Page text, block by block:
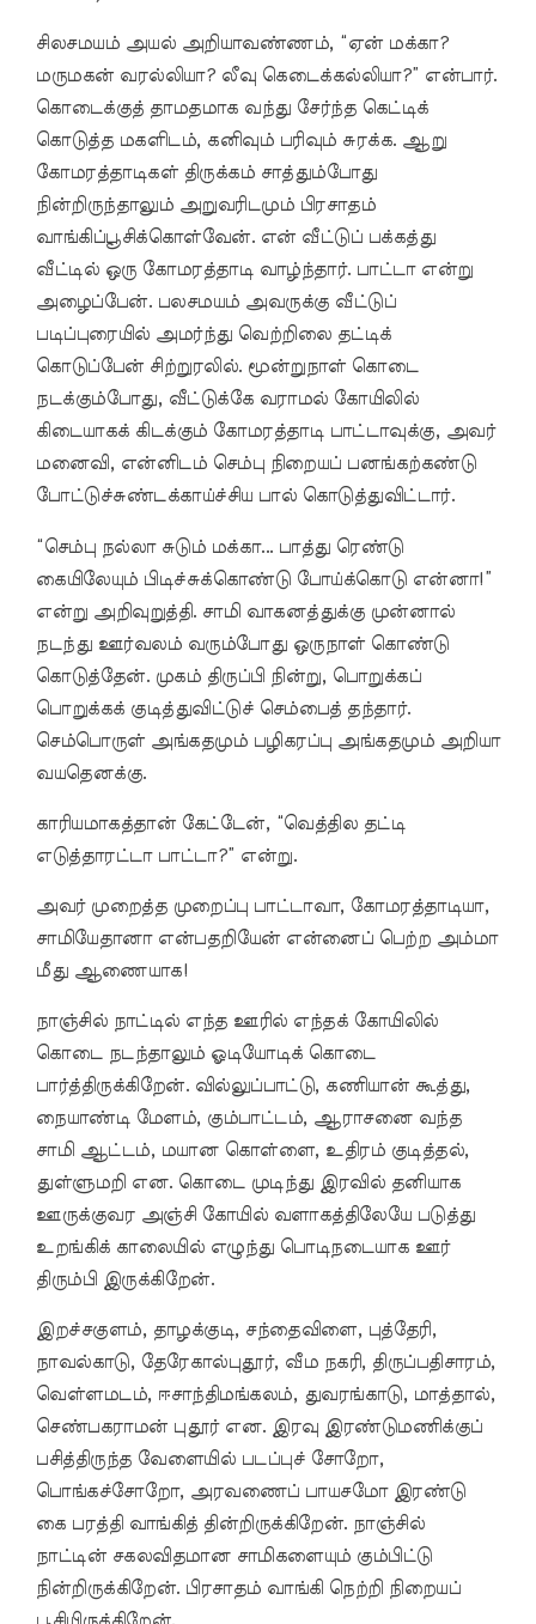
சிலசமயம் அயல் அறியாவண்ணம், “ஏன் மக்கா?
மருமகன் வரல்லியா? லீவு கெடைக்கல்லியா?” என்பார்.
கொடைக்குத் தாமதமாக வந்து சேர்ந்த கெட்டிக்
கொடுத்த மகளிடம், கனிவும் பரிவும் சுரக்க. ஆறு
கோமரத்தாடிகள் திருக்கம் சாத்தும்போது
நின்றிருந்தாலும் அறுவரிடமும் பிரசாதம்
வாங்கிப்பூசிக்கொள்வேன். என் வீட்டுப் பக்கத்து
வீட்டில் ஒரு கோமரத்தாடி வாழ்ந்தார். பாட்டா என்று
அழைப்பேன். பலசமயம் அவருக்கு வீட்டுப்
படிப்புரையில் அமர்ந்து வெற்றிலை தட்டிக்
கொடுப்பேன் சிற்றுரலில். மூன்றுநாள் கொடை
நடக்கும்போது, வீட்டுக்கே வராமல் கோயிலில்
கிடையாகக் கிடக்கும் கோமரத்தாடி பாட்டாவுக்கு, அவர்
மனைவி, என்னிடம் செம்பு நிறையப் பனங்கற்கண்டு
போட்டுச்சுண்டக்காய்ச்சிய பால் கொடுத்துவிட்டார்.
“செம்பு நல்லா சுடும் மக்கா... பாத்து ரெண்டு
கையிலேயும் பிடிச்சுக்கொண்டு போய்க்கொடு என்னா!”
என்று அறிவுறுத்தி. சாமி வாகனத்துக்கு முன்னால்
நடந்து ஊர்வலம் வரும்போது ஒருநாள் கொண்டு
கொடுத்தேன். முகம் திருப்பி நின்று, பொறுக்கப்
பொறுக்கக் குடித்துவிட்டுச் செம்பைத் தந்தார்.
செம்பொருள் அங்கதமும் பழிகரப்பு அங்கதமும் அறியா
வயதெனக்கு.
காரியமாகத்தான் கேட்டேன், “வெத்தில தட்டி
எடுத்தாரட்டா பாட்டா?” என்று.
அவர் முறைத்த முறைப்பு பாட்டாவா, கோமரத்தாடியா,
சாமியேதானா என்பதறியேன் என்னைப் பெற்ற அம்மா
மீது ஆணையாக!
நாஞ்சில் நாட்டில் எந்த ஊரில் எந்தக் கோயிலில்
கொடை நடந்தாலும் ஓடியோடிக் கொடை
பார்த்திருக்கிறேன். வில்லுப்பாட்டு, கணியான் கூத்து,
நையாண்டி மேளம், கும்பாட்டம், ஆராசனை வந்த
சாமி ஆட்டம், மயான கொள்ளை, உதிரம் குடித்தல்,
துள்ளுமறி என. கொடை முடிந்து இரவில் தனியாக
ஊருக்குவர அஞ்சி கோயில் வளாகத்திலேயே படுத்து
உறங்கிக் காலையில் எழுந்து பொடிநடையாக ஊர்
திரும்பி இருக்கிறேன்.
இறச்சகுளம், தாழக்குடி, சந்தைவிளை, புத்தேரி,
நாவல்காடு, தேரேகால்புதூர், வீம நகரி, திருப்பதிசாரம்,
வெள்ளமடம், ஈசாந்திமங்கலம், துவரங்காடு, மாத்தால்,
செண்பகராமன் புதூர் என. இரவு இரண்டுமணிக்குப்
பசித்திருந்த வேளையில் படப்புச் சோறோ,
பொங்கச்சோறோ, அரவணைப் பாயசமோ இரண்டு
கை பரத்தி வாங்கித் தின்றிருக்கிறேன். நாஞ்சில்
நாட்டின் சகலவிதமான சாமிகளையும் கும்பிட்டு
நின்றிருக்கிறேன். பிரசாதம் வாங்கி நெற்றி நிறையப்